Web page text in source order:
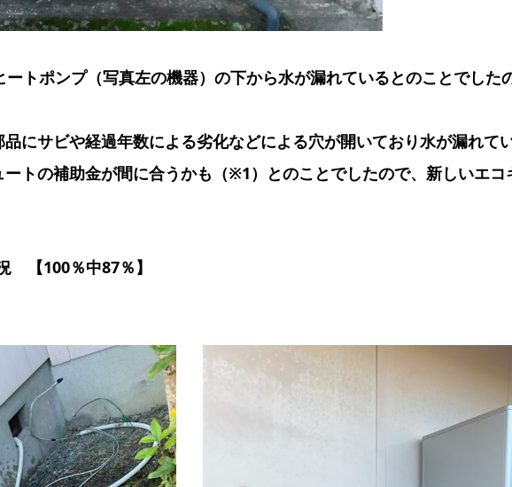
トポンプ（写真左の機器）の下から水が漏れているとのことでした
にサビや経過年数による劣化などによる穴が開いており水が漏れてい
トの補助金が間に合うかも（※1）とのことでしたので、新しいエコ
【100％中87％】